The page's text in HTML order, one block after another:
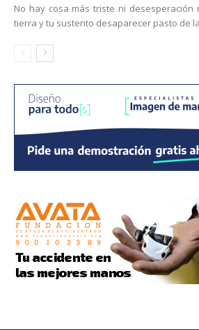
No hay cosa más triste ni desesperación
tierra y tu sustento desaparecer pasto de